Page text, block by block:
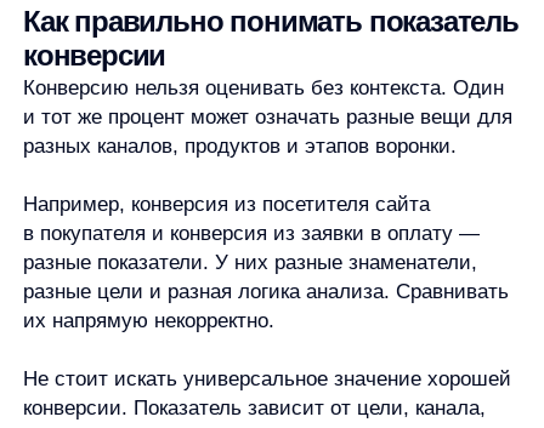
Возможные причины:
Нерелевантный трафик.Пользователи
аудитории или по слишком широким запросам.
В результате они могут быстро уходить, потому